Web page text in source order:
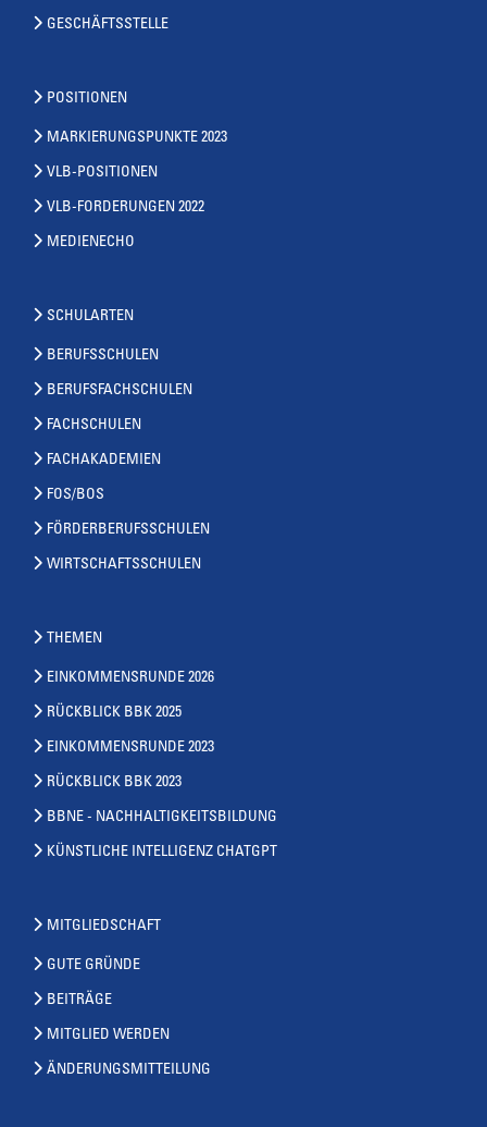
GESCHÄFTSSTELLE
POSITIONEN
MARKIERUNGSPUNKTE 2023
VLB-POSITIONEN
VLB-FORDERUNGEN 2022
MEDIENECHO
SCHULARTEN
BERUFSSCHULEN
BERUFSFACHSCHULEN
FACHSCHULEN
FACHAKADEMIEN
FOS/BOS
FÖRDERBERUFSSCHULEN
WIRTSCHAFTSSCHULEN
THEMEN
EINKOMMENSRUNDE 2026
RÜCKBLICK BBK 2025
EINKOMMENSRUNDE 2023
RÜCKBLICK BBK 2023
BBNE - NACHHALTIGKEITSBILDUNG
KÜNSTLICHE INTELLIGENZ CHATGPT
MITGLIEDSCHAFT
GUTE GRÜNDE
BEITRÄGE
MITGLIED WERDEN
ÄNDERUNGSMITTEILUNG